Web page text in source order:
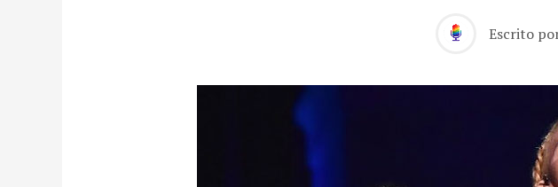
Escrito